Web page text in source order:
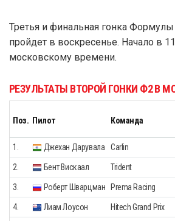
Третья и финальная гонка
пройдет в воскресенье. Начало в
московскому времени.
РЕЗУЛЬТАТЫ ВТОРОЙ ГОНКИ Ф2 В
Поз. Пилот Команда
1. Джехан Дарувала Carlin
2. Бент Вискаал Trident
3. Роберт Шварцман Prema Racing
4. Лиам Лоусон Hitech Grand Prix